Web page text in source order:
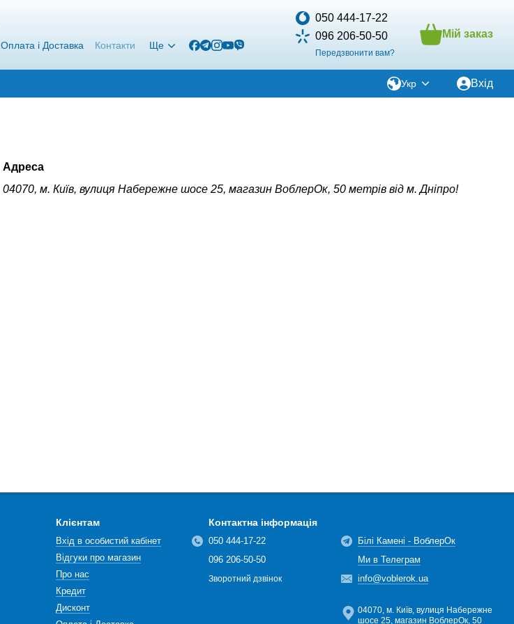
Оплата і Доставка Контакти Ще
050 444-17-22
096 206-50-50
Передзвонити вам?
Мій заказ
Укр Вхід
Адреса
04070, м. Київ, вулиця Набережне шосе 25, магазин ВоблерОк, 50 метрів від м. Дніпро!
Клієнтам
Вхід в особистий кабінет
Відгуки про магазин
Про нас
Кредит
Дисконт
Контактна інформація
050 444-17-22
096 206-50-50
Зворотний дзвінок
Білі Камені - ВоблерОк
Ми в Телеграм
info@voblerok.ua
04070, м. Київ, вулиця Набережне
шосе 25, магазин ВоблерОк, 50